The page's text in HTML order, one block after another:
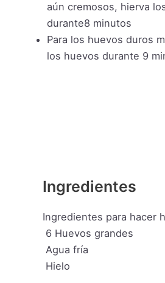
aún cremosos, hierva
durante8 minutos
Para los huevos duros
los huevos durante 9
Ingredientes
Ingredientes para hacer
6 Huevos grandes
Agua fría
Hielo